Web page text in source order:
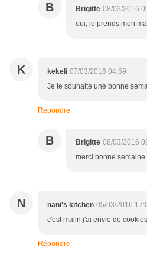
B Brigitte 08/03/2016
oui, je prends mon
K kekeli 07/03/2016 04:59
Je te souhaite une bonne
Répondre
B Brigitte 08/03/2016
merci bonne semaine
N nani's kitchen 05/03/2016
c'est malin j'ai envie de
Répondre